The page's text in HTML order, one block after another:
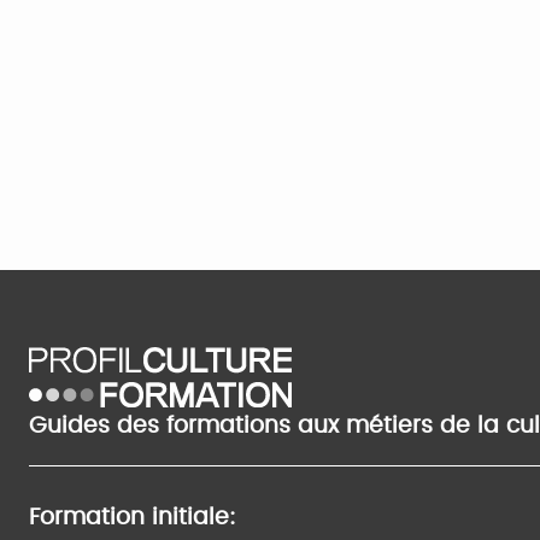
Guides des formations aux métiers de la
Formation initiale: